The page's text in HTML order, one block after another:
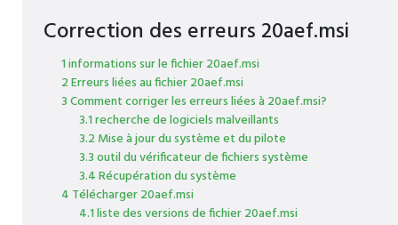
Correction des erreurs 20aef.msi
1 informations sur le fichier 20aef.msi
2 Erreurs liées au fichier 20aef.msi
3 Comment corriger les erreurs liées à 20aef.msi?
3.1 recherche de logiciels malveillants
3.2 Mise à jour du système et du pilote
3.3 outil du vérificateur de fichiers système
3.4 Récupération du système
4 Télécharger 20aef.msi
4.1 liste des versions de fichier 20aef.msi